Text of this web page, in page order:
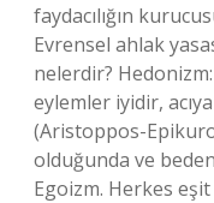
faydacılığın
Evrensel ahlak
nelerdir?
eylemler iyidir,
(Aristoppos-
olduğunda ve
Egoizm. Herkes eşit